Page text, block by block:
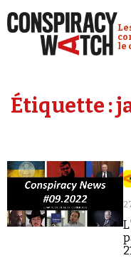
le
Étiquette :